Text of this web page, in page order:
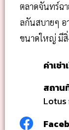
ตลาดจันทร์ฉ
ลกันสบายๆ อ
ขนาดใหญ่ มีสิ่
ค่าเช่
สถาน
Lotus